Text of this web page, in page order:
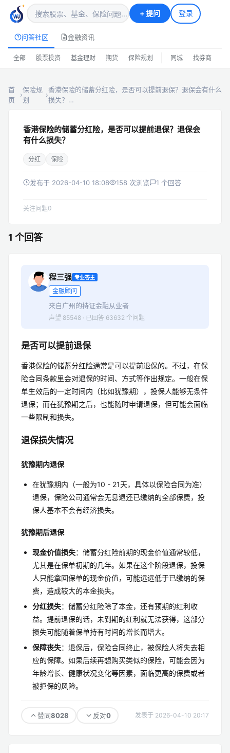
+提问 登录
问答社区 金融资讯
全部 股票投资 基金理财 期货 保险规划 同城 找券商
首
页
›
保险规
划
›
香港保险的储蓄分红险，是否可以提前退保？退保会有什么
损失？…
香港保险的储蓄分红险，是否可以提前退保？退保会
有什么损失？
分红 保险
发布于 2026-04-10 18:08 158 次浏览 1 个回答
关注问题0
1 个回答
程三强 专业答主
金融顾问
来自广州的持证金融从业者
声望 85548 · 已回答 63632 个问题
是否可以提前退保
香港保险的储蓄分红险通常是可以提前退保的。不过，在保
险合同条款里会对退保的时间、方式等作出规定。一般在保
单生效后的一定时间内（比如犹豫期），投保人能够无条件
退保；而在犹豫期之后，也能随时申请退保，但可能会面临
一些限制和损失。
退保损失情况
犹豫期内退保
在犹豫期内（一般为10 - 21天，具体以保险合同为准）
退保，保险公司通常会无息退还已缴纳的全部保费，投
保人基本不会有经济损失。
犹豫期后退保
现金价值损失：储蓄分红险前期的现金价值通常较低，
尤其是在保单初期的几年。如果在这个阶段退保，投保
人只能拿回保单的现金价值，可能远远低于已缴纳的保
费，造成较大的本金损失。
分红损失：储蓄分红险除了本金，还有预期的红利收
益。提前退保的话，未到期的红利就无法获得，这部分
损失可能随着保单持有时间的增长而增大。
保障丧失：退保后，保险合同终止，被保险人将失去相
应的保障。如果后续再想购买类似的保险，可能会因为
年龄增长、健康状况变化等因素，面临更高的保费或者
被拒保的风险。
赞同8028 反对0 发表于 2026-04-10 20:17